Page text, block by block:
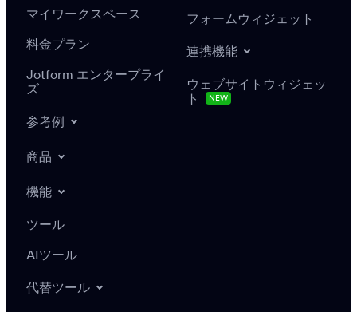
マイワークスペース
料金プラン
Jotform エンタープライ
ズ
参考例
商品
機能
ツール
AIツール
代替ツール
フォームウィジェット
連携機能
ウェブサイトウィジェッ
ト
NEW